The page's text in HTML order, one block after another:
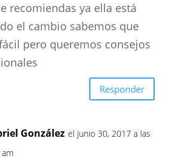
recomiendas ya ella está
el cambio sabemos que
pero queremos consejos
Responder
González el junio 30, 2017 a las